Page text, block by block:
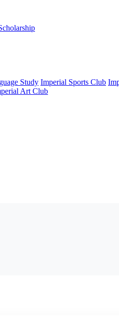
Study Imperial Sports Club
Art Club